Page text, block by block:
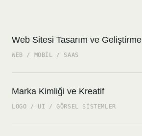
Web Sitesi Tasarım ve Geliştirme
WEB / MOBIL / SAAS
Marka Kimliği ve Kreatif
LOGO / UI / GÖRSEL SISTEMLER